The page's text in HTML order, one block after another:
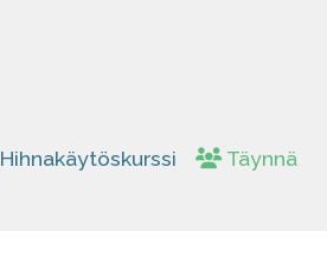
Hihnakäytöskurssi Täynnä